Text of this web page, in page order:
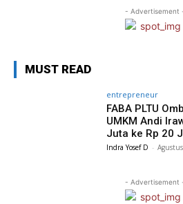
- Advertisement
MUST READ
entrepreneur
FABA PLTU
UMKM Andi
Juta ke Rp 20
Indra Yosef D -
- Advertisement